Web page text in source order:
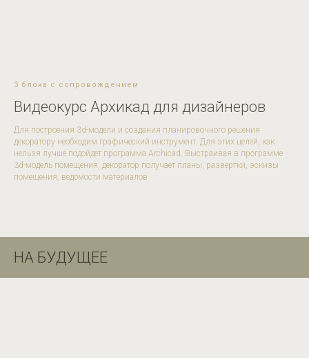
3 блока с сопровождением
Видеокурс Архикад для дизайнеров
Для построения 3d-модели и создания планировочного решения
декоратору необходим графический инструмент. Для этих целей, как
нельзя лучше подойдет программа Archicad. Выстраивая в программе
3d-модель помещения, декоратор получает планы, развертки, эскизы
помещения, ведомости материалов
НА БУДУЩЕЕ